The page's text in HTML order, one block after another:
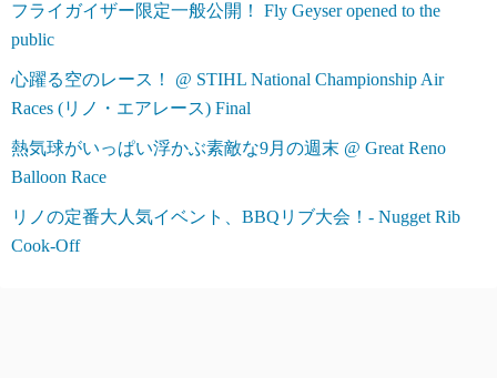
フライガイザー限定一般公開！ Fly Geyser opened to the
public
心躍る空のレース！ @ STIHL National Championship Air
Races (リノ・エアレース) Final
熱気球がいっぱい浮かぶ素敵な9月の週末 @ Great Reno
Balloon Race
リノの定番大人気イベント、BBQリブ大会！- Nugget Rib
Cook-Off